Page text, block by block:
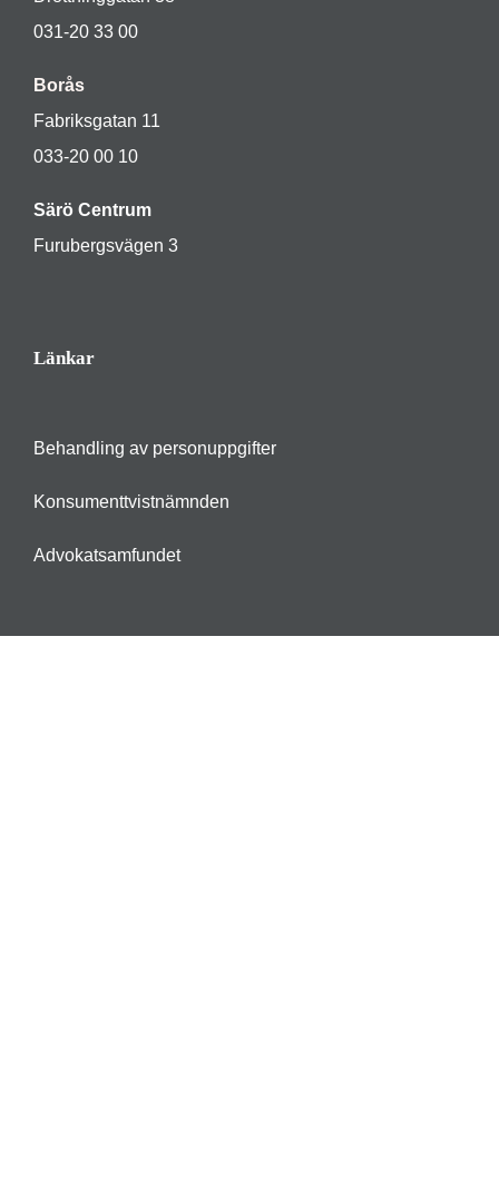
031-20 33 00
Borås
Fabriksgatan 11
033-20 00 10
Särö Centrum
Furubergsvägen 3
Länkar
Behandling av personuppgifter
Konsumenttvistnämnden
Advokatsamfundet